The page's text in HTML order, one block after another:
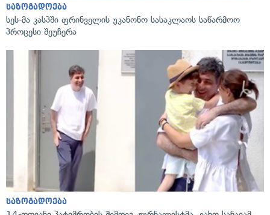
საზოგადოება
სეს-მა კასპში ფრინველის უკანონო სასაკლაოს საწარმოო
პროცესი შეუჩერა
საზოგადოება